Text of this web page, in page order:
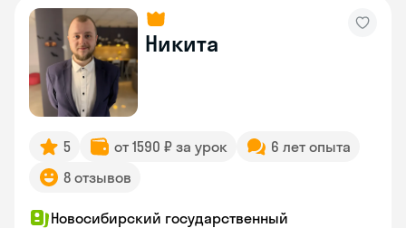
Никита
5 от 1590 ₽ за урок
6 лет опыта
8 отзывов
Новосибирский государственный